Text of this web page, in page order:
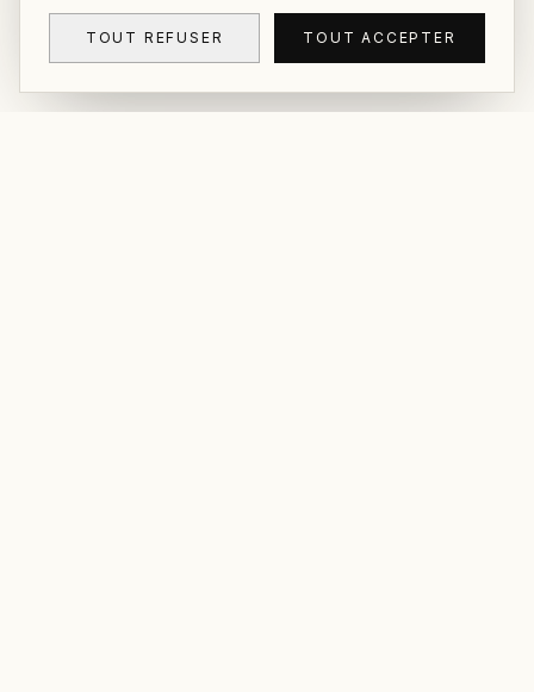
TOUT REFUSER TOUT ACCEPTER